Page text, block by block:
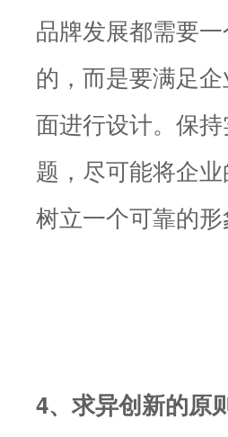
品牌发展都需要
的，而是要满足
面进行设计。保
题，尽可能将企
树立一个可靠的形
4、求异创新的原